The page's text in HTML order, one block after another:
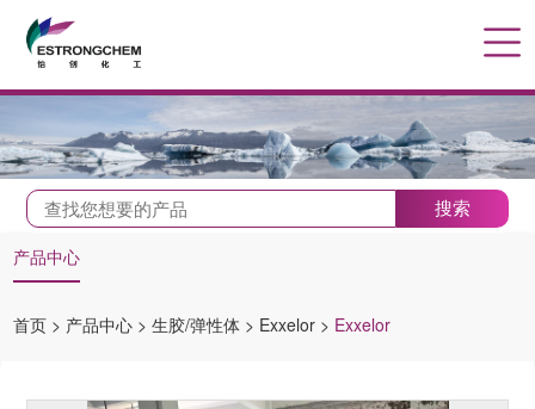
搜索
产品中心
首页 > 产品中心 > 生胶/弹性体 > Exxelor > Exxelor